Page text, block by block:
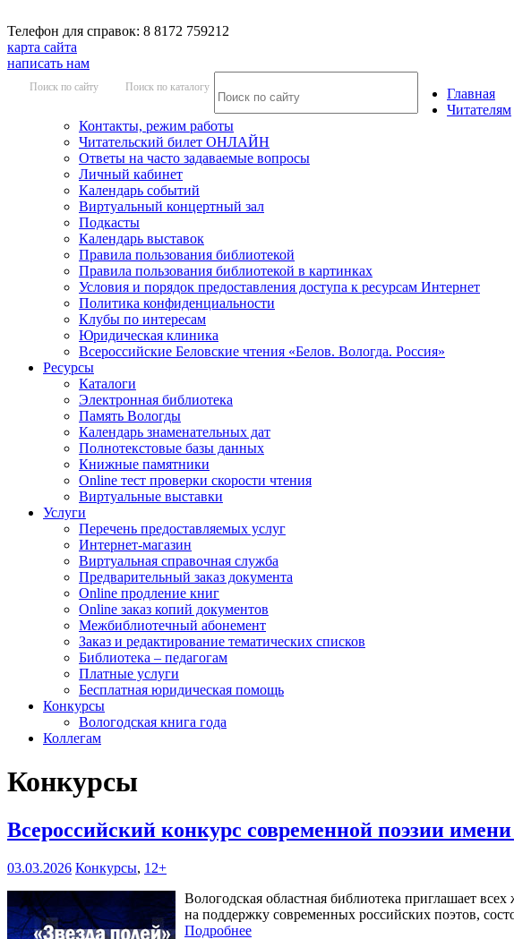
Телефон для справок: 8 8172 759212
карта сайта
написать нам
Поиск по сайту Поиск по каталогу
Главная
Читателям
Контакты, режим работы
Читательский билет ОНЛАЙН
Ответы на часто задаваемые вопросы
Личный кабинет
Календарь событий
Виртуальный концертный зал
Подкасты
Календарь выставок
Правила пользования библиотекой
Правила пользования библиотекой в картинках
Условия и порядок предоставления доступа к ресурсам Интернет
Политика конфиденциальности
Клубы по интересам
Юридическая клиника
Всероссийские Беловские чтения «Белов. Вологда. Россия»
Ресурсы
Каталоги
Электронная библиотека
Память Вологды
Календарь знаменательных дат
Полнотекстовые базы данных
Книжные памятники
Online тест проверки скорости чтения
Виртуальные выставки
Услуги
Перечень предоставляемых услуг
Интернет-магазин
Виртуальная справочная служба
Предварительный заказ документа
Online продление книг
Online заказ копий документов
Межбиблиотечный абонемент
Заказ и редактирование тематических списков
Библиотека – педагогам
Платные услуги
Бесплатная юридическая помощь
Конкурсы
Вологодская книга года
Коллегам
Конкурсы
Всероссийский конкурс современной поэзии
03.03.2026 Конкурсы, 12+
Вологодская областная библиотека приглашает
на поддержку современных российских поэтов,
Подробнее